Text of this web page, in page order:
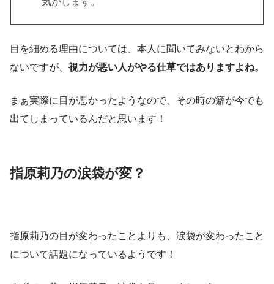
目を細める理由については、本人に聞いてみないとわから
ないですが、 視力が悪い人がやる仕草ではありますよね。
まぁ実際に目が悪かったようなので、その時の癖が今でも
出てしまっているんだと思います！
指原莉乃の涙袋が変？
指原莉乃の目が変わったことよりも、涙袋が変わったこと
について話題になっているようです！